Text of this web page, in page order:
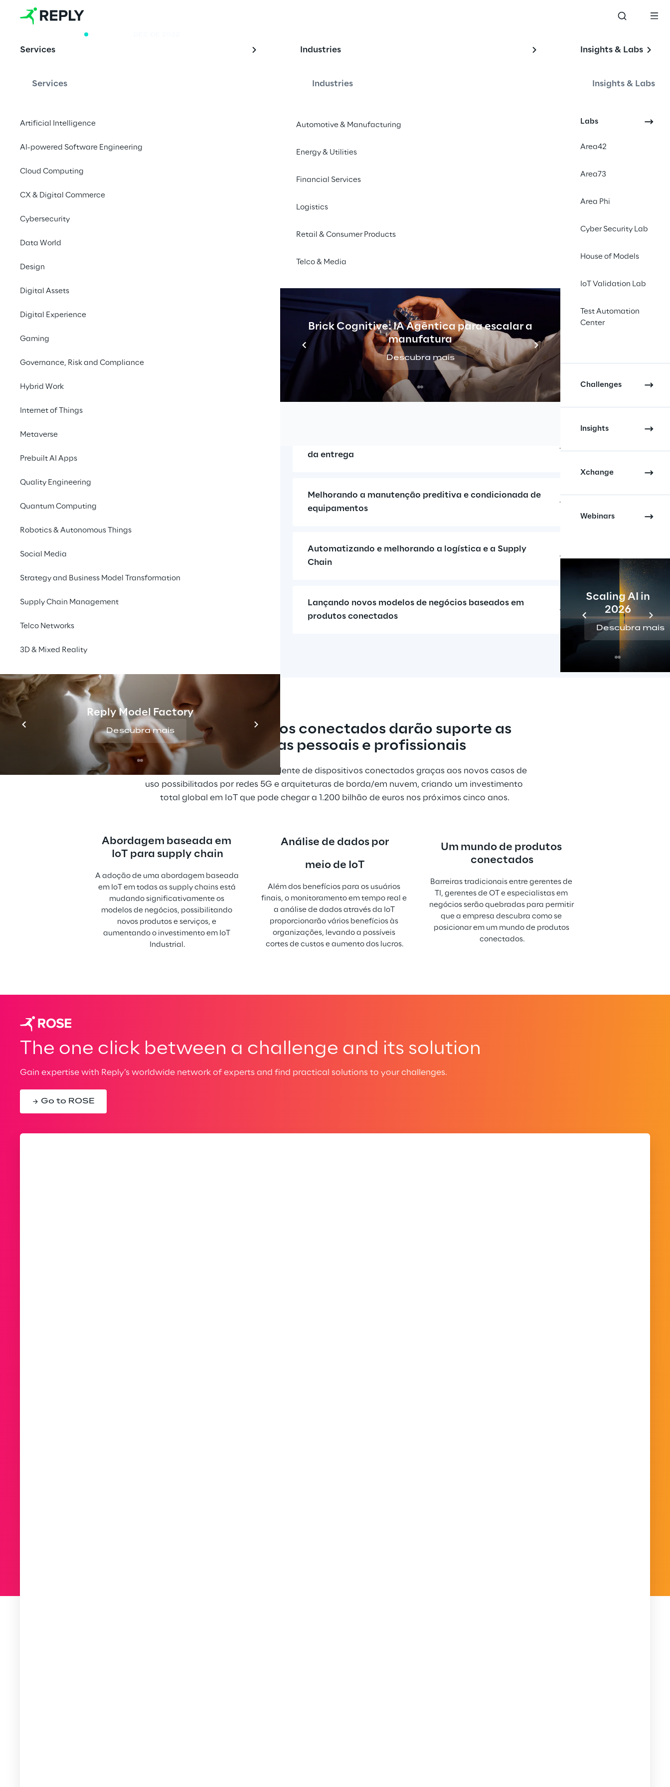
Services
Services
Artificial Intelligence
AI-powered Software Engineering
Cloud Computing
CX & Digital Commerce
Cybersecurity
Data World
Design
Digital Assets
Digital Experience
Gaming
Governance, Risk and Compliance
Hybrid Work
Internet of Things
Metaverse
Prebuilt AI Apps
Quality Engineering
Quantum Computing
Robotics & Autonomous Things
Social Media
Strategy and Business Model Transformation
Supply Chain Management
Telco Networks
3D & Mixed Reality
Reply Model Factory
Descubra mais Descubra mais
Industries
Industries
Automotive & Manufacturing
Energy & Utilities
Financial Services
Logistics
Retail & Consumer Products
Telco & Media
Brick Cognitive: IA Agêntica para escalar a
manufatura
Descubra mais
Insights & Labs
Insights & Labs
Labs
Area42
Area73
Area Phi
Cyber Security Lab
House of Models
IoT Validation Lab
Test Automation
Center
Challenges
Insights
Xchange
Webinars
Scaling AI in
2026
Descubra mais
impulsionando o crescimento da IoT na indústria: fábricas
softwares e serviços e a IoT, que também se tornou uma tecnologia líder, completando a nuvem
com um novo hardware e migrando para os mercados de consumo e industrial. Com foco nas
plataformas que estão impulsionando o crescimento do mercado de IoT, o uso de IoT na
manufatura é a área mais relevante.
impulsionador da
da entrega
Melhorando a manutenção preditiva e condicionada de
equipamentos
Automatizando e melhorando a logística e a Supply
Chain
Lançando novos modelos de negócios baseados em
produtos conectados
Produtos e serviços conectados darão suporte as
nossas vidas pessoais e profissionais
Haverá um crescimento surpreendente de dispositivos conectados graças aos novos casos de
uso possibilitados por redes 5G e arquiteturas de borda/em nuvem, criando um investimento
total global em IoT que pode chegar a 1.200 bilhão de euros nos próximos cinco anos.
Abordagem baseada em
IoT para supply chain
A adoção de uma abordagem baseada
em IoT em todas as supply chains está
mudando significativamente os
modelos de negócios, possibilitando
novos produtos e serviços, e
aumentando o investimento em IoT
Industrial.
Análise de dados por
meio de IoT
Além dos benefícios para os usuários
finais, o monitoramento em tempo real e
a análise de dados através da IoT
proporcionarão vários benefícios às
organizações, levando a possíveis
cortes de custos e aumento dos lucros.
Um mundo de produtos
conectados
Barreiras tradicionais entre gerentes de
TI, gerentes de OT e especialistas em
negócios serão quebradas para permitir
que a empresa descubra como se
posicionar em um mundo de produtos
conectados.
The one click between a challenge and its solution
Gain expertise with Reply’s worldwide network of experts and find practical solutions to your challenges.
Go to ROSE